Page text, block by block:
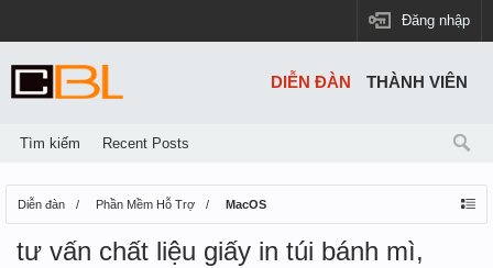
Đăng nhập
Diễn đàn Phần Mềm Hỗ Trợ MacOS
tư vấn chất liệu giấy in túi bánh mì,
DIỄN ĐÀN
Tìm kiếm Recent Posts
THÀNH VIÊN